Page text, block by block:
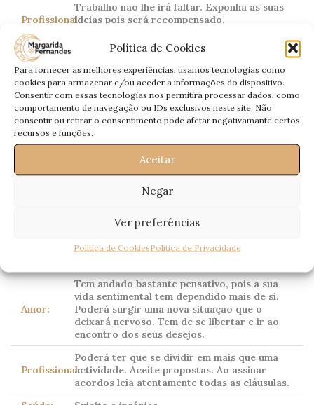
Política de Cookies
Para fornecer as melhores experiências, usamos tecnologias como
cookies para armazenar e/ou aceder a informações do dispositivo.
Consentir com essas tecnologias nos permitirá processar dados, como
comportamento de navegação ou IDs exclusivos neste site. Não
consentir ou retirar o consentimento pode afetar negativamante certos
recursos e funções.
Aceitar
Negar
Ver preferências
Política de CookiesPolítica de Privacidade
Profissional:
Trabalho não lhe irá faltar. Exponha as suas
ideias pois será recompensado.
Saúde:
Controle alergias.
Escorpião
Scorpio
23 Outubro – 21 Novembro
Plutão
O Mundo: realização, perfeição.
Amor:
Tem andado bastante pensativo, pois a sua
vida sentimental tem dependido mais de si.
Poderá surgir uma nova situação que o
deixará nervoso. Tem de se libertar e ir ao
encontro dos seus desejos.
Profissional:
Poderá ter que se dividir em mais que uma
actividade. Aceite propostas. Ao assinar
acordos leia atentamente todas as cláusulas.